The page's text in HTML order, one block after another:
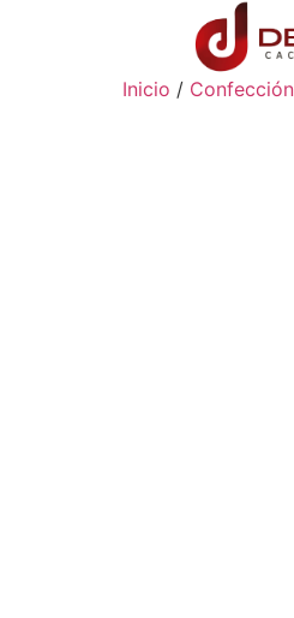
Inicio / Confección